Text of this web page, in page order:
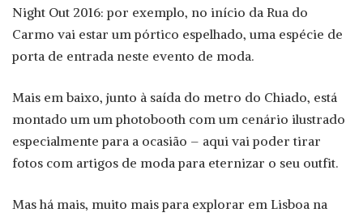
Night Out 2016: por exemplo, no início da Rua do
Carmo vai estar um pórtico espelhado, uma espécie de
porta de entrada neste evento de moda.
Mais em baixo, junto à saída do metro do Chiado, está
montado um um photobooth com um cenário ilustrado
especialmente para a ocasião – aqui vai poder tirar
fotos com artigos de moda para eternizar o seu outfit.
Mas há mais, muito mais para explorar em Lisboa na